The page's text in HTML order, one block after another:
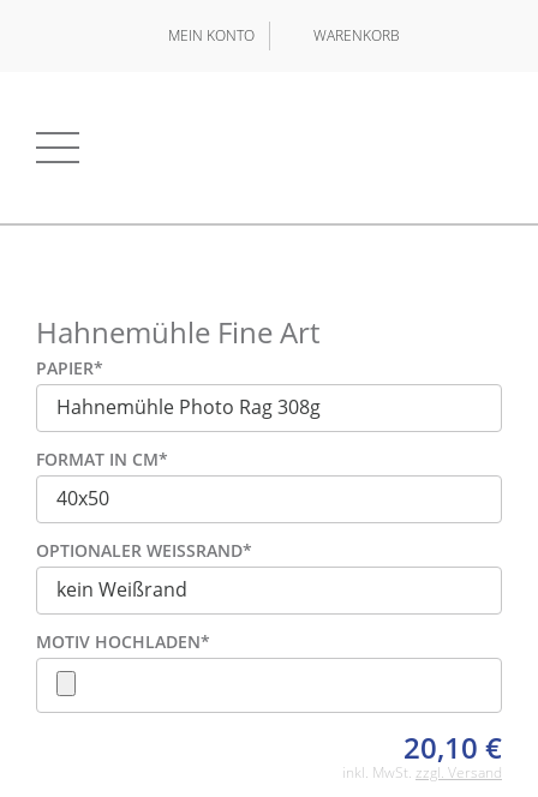
MEIN KONTO WARENKORB
Hahnemühle Fine Art
PAPIER*
FORMAT IN CM*
OPTIONALER WEISSRAND *
MOTIV HOCHLADEN*
20,10 €
inkl. MwSt. zzgl. Versand